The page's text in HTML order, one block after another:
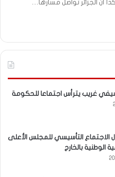
أن الجزائر تواصل مسارها…
سيفي غريب يترأس اجتماعا للحكومة
الاجتماع التأسيسي للمجلس الأعلى
الوطنية بالخارج